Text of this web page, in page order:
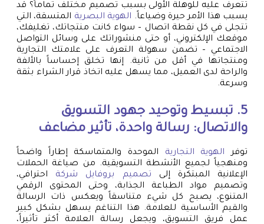
تتعرف عليه للوهلة الأولى بسبب تصميم مختلف تماماً؟ قد
يسبب هذا الأمر حيرة وضياعاً. الهوية البصرية المتسقة، التي
تتجلى في كل نقطة اتصال – سواء كانت منتجاتك، تغليفك،
موقعك الإلكتروني، أو حتى منشوراتك على وسائل التواصل
الاجتماعي – تضمن سهولة التعرف على علامتك التجارية
ومنتجاتها في أقل من ثانية. إنها تخلق إحساساً بالألفة
والراحة لدى العميل، مما يسهل عليه اتخاذ قرار الشراء بثقة
وسرعة.
5. تبسيط وتوحيد جهود التسويق
والاتصال: رسالة واحدة، تأثير مضاعف
توفر الهوية التجارية الموحدة والمتماسكة إطاراً واضحاً
ومنهجياً لجميع الأنشطة التسويقية. من صياغة الحملات
الإعلانية المبتكرة إلى تصميم بروفايل شركة احترافي،
وتصميم مواد الطباعة الجذابة، وحتى المحتوى الرقمي
المتنوع، يصبح كل شيء متناسقاً ويعكس ذات الرسالة
والقيم الأساسية للعلامة. هذا التناغم يسهل بشكل كبير
عمل فريق التسويق، ويجعل رسالة العلامة أكثر تأثيراً،